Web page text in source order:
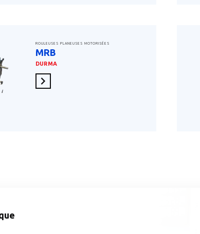
ROULEUSES PLANEUSES MOTORISÉES
MRB
DURMA
En savoir plus